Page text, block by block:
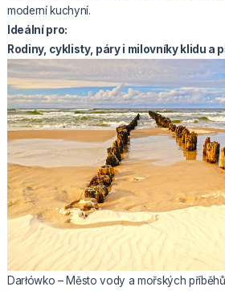
moderní kuchyní.
Ideální pro:
Rodiny, cyklisty, páry i milovníky klidu a
Darłówko – Město vody a mořských příběhů